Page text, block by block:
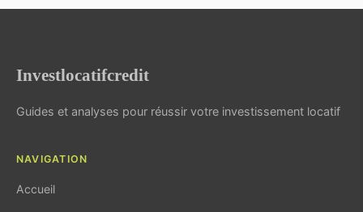
Investlocatifcredit
Guides et analyses pour réussir votre investissement locatif
NAVIGATION
Accueil